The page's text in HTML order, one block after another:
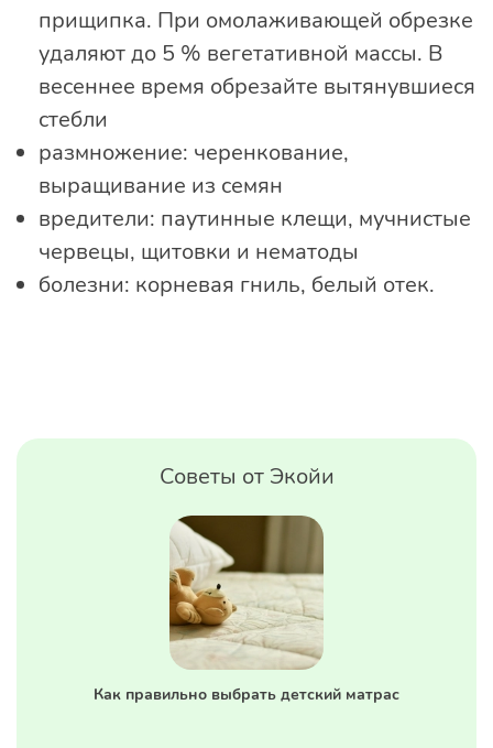
прищипка. При омолаживающей обрезке
удаляют до 5 % вегетативной массы. В
весеннее время обрезайте вытянувшиеся
стебли
размножение: черенкование,
выращивание из семян
вредители: паутинные клещи, мучнистые
червецы, щитовки и нематоды
болезни: корневая гниль, белый отек.
Советы от Экойи
Как правильно выбрать детский матрас